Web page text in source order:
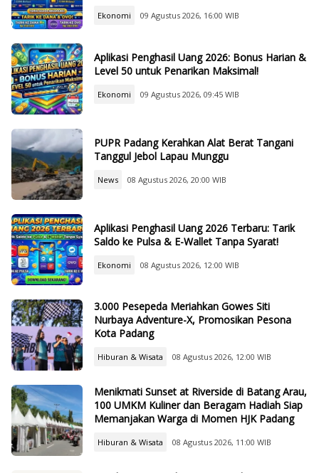
Ekonomi 09 Agustus 2026, 16:00 WIB
Aplikasi Penghasil Uang 2026: Bonus Harian &
Level 50 untuk Penarikan Maksimal!
Ekonomi 09 Agustus 2026, 09:45 WIB
PUPR Padang Kerahkan Alat Berat Tangani
Tanggul Jebol Lapau Munggu
News 08 Agustus 2026, 20:00 WIB
Aplikasi Penghasil Uang 2026 Terbaru: Tarik
Saldo ke Pulsa & E-Wallet Tanpa Syarat!
Ekonomi 08 Agustus 2026, 12:00 WIB
3.000 Pesepeda Meriahkan Gowes Siti
Nurbaya Adventure-X, Promosikan Pesona
Kota Padang
Hiburan & Wisata 08 Agustus 2026, 12:00 WIB
Menikmati Sunset at Riverside di Batang Arau,
100 UMKM Kuliner dan Beragam Hadiah Siap
Memanjakan Warga di Momen HJK Padang
Hiburan & Wisata 08 Agustus 2026, 11:00 WIB